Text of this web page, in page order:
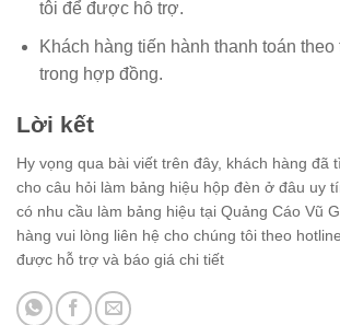
tôi để được hỗ trợ.
Khách hàng tiến hành thanh toán
trong hợp đồng.
Lời kết
Hy vọng qua bài viết trên đây, khách hàng đã
cho câu hỏi làm bảng hiệu hộp đèn ở đâu uy
có nhu cầu làm bảng hiệu tại Quảng Cáo Vũ
hàng vui lòng liên hệ cho chúng tôi theo hotline
được hỗ trợ và báo giá chi tiết